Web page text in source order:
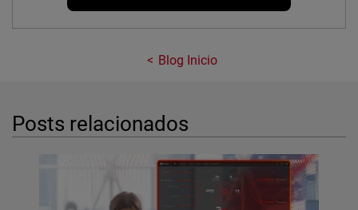
Blog Inicio
Posts relacionados